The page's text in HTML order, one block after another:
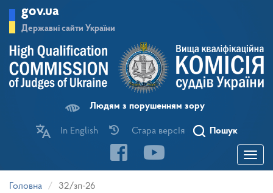
основного
матеріалу
gov.ua
Державні сайти України
Людям з порушенням зору
In English Стара версІя Пошук
Toggle
Головна 32/зп-26